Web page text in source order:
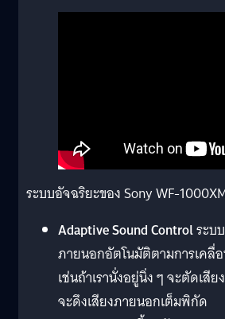
ระบบอัจฉริยะของ Sony WF-
Adaptive Sound Controlระบ
ภายนอกอัตโนมัติตามการเคลื่
เช่นถ้าเรานั่งอยู่นิ่ง ๆ จะตัดเสี
จะดึงเสียงภายนอกเต็มพิกัด